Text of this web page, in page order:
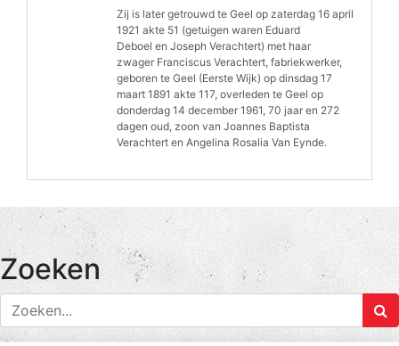
Zij is later getrouwd te Geel op zaterdag 16 april
1921 akte 51 (getuigen waren Eduard
Deboel en Joseph Verachtert) met haar
zwager Franciscus Verachtert, fabriekwerker,
geboren te Geel (Eerste Wijk) op dinsdag 17
maart 1891 akte 117, overleden te Geel op
donderdag 14 december 1961, 70 jaar en 272
dagen oud, zoon van Joannes Baptista
Verachtert en Angelina Rosalia Van Eynde.
Zoeken